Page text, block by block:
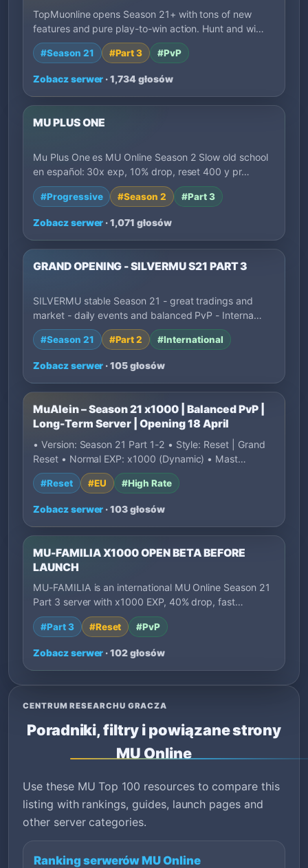
TopMuonline opens Season 21+ with tons of new
features and pure play-to-win action. Hunt and wi…
#Season 21 #Part 3 #PvP
Zobacz serwer · 1,734 głosów
MU PLUS ONE
Mu Plus One es MU Online Season 2 Slow old school
en español: 30x exp, 10% drop, reset 400 y pr…
#Progressive #Season 2 #Part 3
Zobacz serwer · 1,071 głosów
GRAND OPENING - SILVERMU S21 PART 3
SILVERMU stable Season 21 - great tradings and
market - daily events and balanced PvP - Interna…
#Season 21 #Part 2 #International
Zobacz serwer · 105 głosów
MuAlein – Season 21 x1000 | Balanced PvP |
Long-Term Server | Opening 18 April
• Version: Season 21 Part 1-2 • Style: Reset | Grand
Reset • Normal EXP: x1000 (Dynamic) • Mast…
#Reset #EU #High Rate
Zobacz serwer · 103 głosów
MU-FAMILIA X1000 OPEN BETA BEFORE
LAUNCH
MU-FAMILIA is an international MU Online Season 21
Part 3 server with x1000 EXP, 40% drop, fast…
#Part 3 #Reset #PvP
Zobacz serwer · 102 głosów
CENTRUM RESEARCHU GRACZA
Poradniki, filtry i powiązane strony
MU Online
Use these MU Top 100 resources to compare this
listing with rankings, guides, launch pages and
other server categories.
Ranking serwerów MU Online